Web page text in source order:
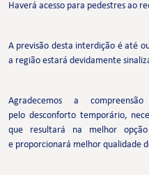
Haverá acesso para pedestres ao
A previsão desta interdição é até
a região estará devidamente
Agradecemos a
pelo desconforto temporário,
que resultará na melhor
e proporcionará melhor qualidade